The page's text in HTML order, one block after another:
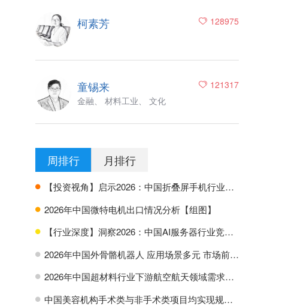
128975
柯素芳
121317
童锡来
金融、 材料工业、 文化
周排行 月排行
H 【投资视角】启示2026：中国折叠屏手机行业投融资及兼并重组分析
H 2026年中国微特电机出口情况分析【组图】
H 【行业深度】洞察2026：中国AI服务器行业竞争格局及市场份额
H 2026年中国外骨骼机器人 应用场景多元 市场前景广阔【组图】
H 2026年中国超材料行业下游航空航天领域需求分析【组图】
H 中国美容机构手术类与非手术类项目均实现规模增长【组图】